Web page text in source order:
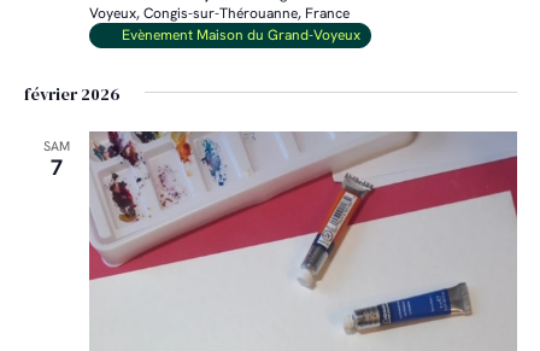
Voyeux, Congis-sur-Thérouanne, France
Evènement Maison du Grand-Voyeux
février 2026
SAM
7